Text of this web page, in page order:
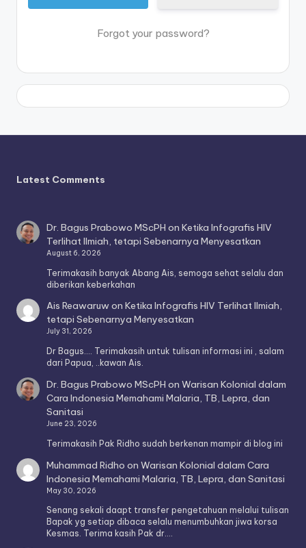
Forgot your password?
Latest Comments
Dr. Bagus Prabowo MScPH onKetika Infografis HIV
Terlihat Ilmiah, tetapi Sebenarnya Menyesatkan
August 6, 2026
Terimakasih banyak Abang Ais, semoga sehat selalu dan
diberikan keberkahan
Ais ReawaruwonKetika Infografis HIV Terlihat Ilmiah,
tetapi Sebenarnya Menyesatkan
July 31, 2026
Dr Bagus.... Terimakasih untuk tulisan informasi ini , salam
dari Papua, ..kawan Ais.
Dr. Bagus Prabowo MScPH onWarisan Kolonial dalam
Cara Indonesia Memahami Malaria, TB, Lepra, dan
Sanitasi
June 23, 2026
Terimakasih Pak Ridho sudah berkenan mampir di blog ini
Muhammad Ridho onWarisan Kolonial dalam Cara
Indonesia Memahami Malaria, TB, Lepra, dan Sanitasi
May 30, 2026
Senang sekali daapt transfer pengetahuan melalui tulisan
Bapak yg setiap dibaca selalu menumbuhkan jiwa korsa
Kesmas. Terima kasih Pak dr.…